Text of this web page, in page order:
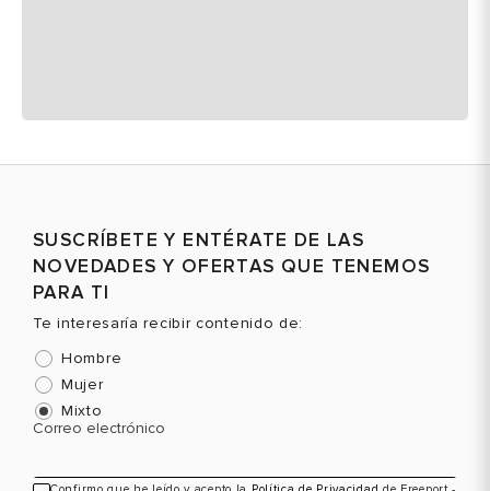
SUSCRÍBETE Y ENTÉRATE DE LAS
NOVEDADES Y OFERTAS QUE TENEMOS
PARA TI
Te interesaría recibir contenido de:
Hombre
Mujer
Mixto
Correo electrónico